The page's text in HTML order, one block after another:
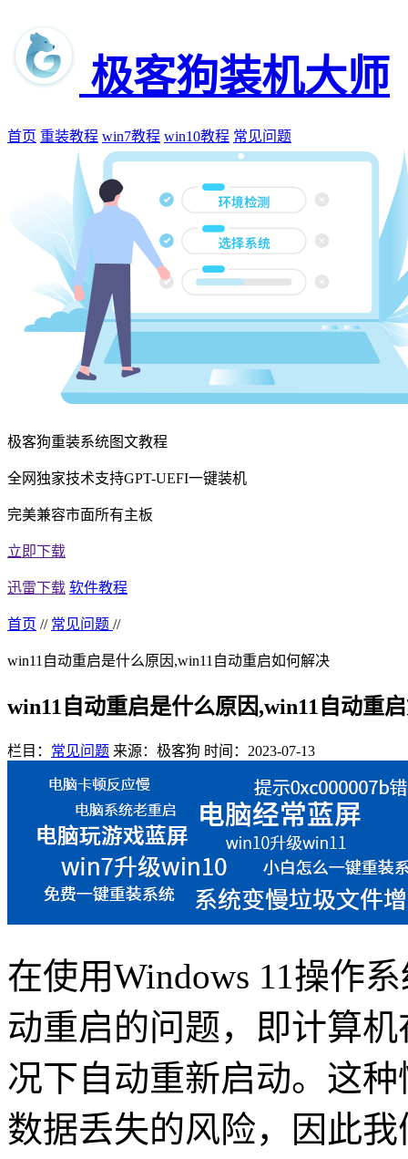
极客狗装机大师
首页 重装教程 win7教程 win10教程 常见问题
极客狗重装系统图文教程
全网独家技术支持GPT-UEFI一键装机
完美兼容市面所有主板
立即下载
迅雷下载 软件教程
首页 // 常见问题 //
win11自动重启是什么原因,win11自动重启如何解决
win11自动重启是什么原因,win11自动重
栏目： 常见问题 来源：极客狗 时间：2023-07-13
在使用Windows 11操作
动重启的问题，即计算
况下自动重新启动。这
数据丢失的风险，因此